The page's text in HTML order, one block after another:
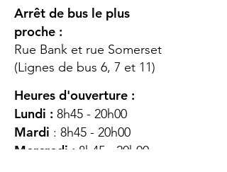
Arrêt de bus le plus
proche :
Rue Bank et rue Somerset
(Lignes de bus 6, 7 et 11)
Heures d'ouverture :
Lundi : 8h45 - 20h00
Mardi : 8h45 - 20h00
Mercredi : 8h45 - 20h00